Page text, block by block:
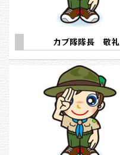
カブ隊隊長 敬礼